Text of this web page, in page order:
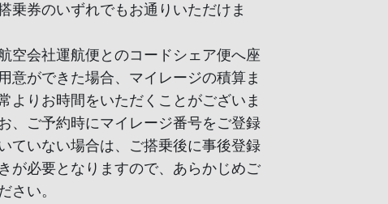
乗券のいずれでもお通りいただけま
空会社運航便とのコードシェア便へ座
意ができた場合、マイレージの積算ま
よりお時間をいただくことがございま
、ご予約時にマイレージ番号をご登録
ていない場合は、ご搭乗後に事後登録
が必要となりますので、あらかじめご
さい。